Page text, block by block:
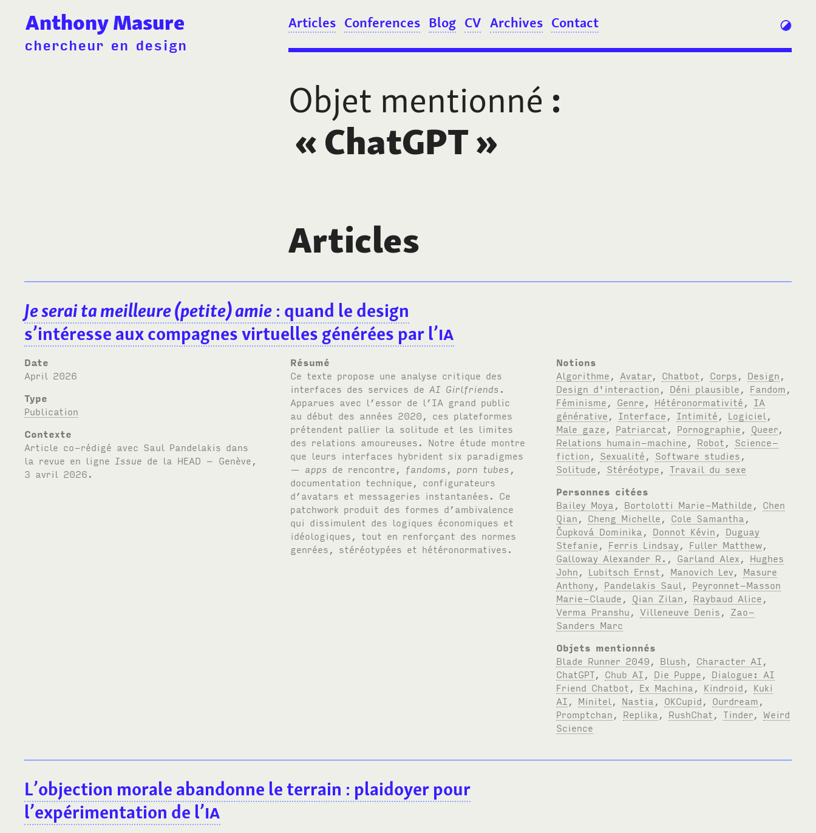
Anthony Masure
chercheur en design
Articles Conferences Blog CV Archives Contact
Objet mentionné :
«ChatGPT»
Articles
Je serai ta meilleure (petite) amie : quand le design
s’intéresse aux compagnes virtuelles générées par l’IA
Date
April 2026
Type
Publication
Contexte
Article co-rédigé avec Saul Pandelakis dans
la revue en ligne Issue de la HEAD – Genève,
3 avril 2026.
Résumé
Ce texte propose une analyse critique des
interfaces des services de AI Girlfriends .
Apparues avec l’essor de l’ IA grand public
au début des années 2020, ces plateformes
prétendent pallier la solitude et les limites
des relations amoureuses. Notre étude montre
que leurs interfaces hybrident six paradigmes
— apps de rencontre, fandoms porn tubes
documentation technique, configurateurs
d’avatars et messageries instantanées. Ce
patchwork produit des formes d’ambivalence
qui dissimulent des logiques économiques et
idéologiques, tout en renforçant des normes
genrées, stéréotypées et hétéronormatives.
Notions
Algorithme
Avatar Chatbot Corps Design
Design d'interaction
Déni plausible Fandom
Féminisme
Genre Hétéronormativité
IA
générative
Interface Intimité Logiciel
Male gaze
Patriarcat Pornographie Queer
Relations humain-machine
Robot
Science-
fiction
Sexualité Software studies
Solitude
Stéréotype ,Travail du sexe
Personnes citées
Bailey Moya
Bortolotti Marie-Mathilde
Chen
Qian
Cheng Michelle Cole Samantha
Čupková Dominika
Donnot Kévin
Duguay
Stefanie
Ferris Lindsay Fuller Matthew
Galloway Alexander R.
Garland Alex
Hughes
John
Lubitsch Ernst Manovich Lev
Masure
Anthony
Pandelakis Saul
Peyronnet-Masson
Marie-Claude
Qian Zilan Raybaud Alice
Verma Pranshu ,Villeneuve Denis
Zao-
Sanders Marc
Objets mentionnés
Blade Runner 2049
Blush Character AI
ChatGPT
Chub AI Die Puppe
Dialogue: AI
Friend Chatbot
Ex Machina Kindroid
Kuki
AI
Minitel Nastia OKCupid Ourdream
Promptchan
Replika RushChat ,Tinder ,Weird
Science
L’objection morale abandonne le terrain : plaidoyer pour
l’expérimentation de l’IA